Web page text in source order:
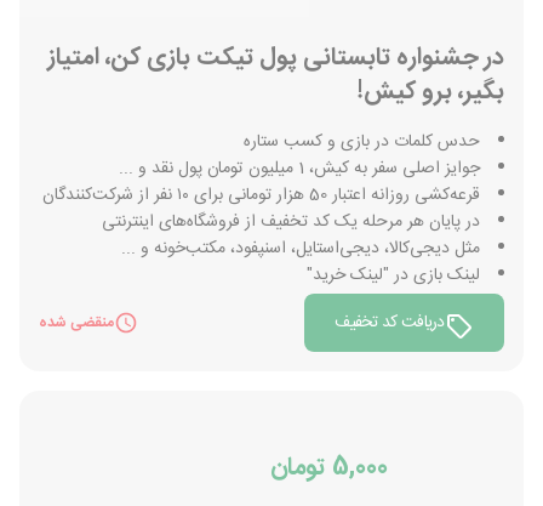
در جشنواره تابستانی پول تیکت بازی کن، امتیاز
بگیر، برو کیش!
حدس کلمات در بازی و کسب ستاره
جوایز اصلی سفر به کیش، 1 میلیون تومان پول نقد و ...
قرعه‌کشی روزانه اعتبار 50 هزار تومانی برای ۱۰ نفر از شرکت‌کنندگان
در پایان هر مرحله یک کد تخفیف از فروشگاه‌های اینترنتی
مثل دیجی‌کالا، دیجی‌استایل، اسنپفود، مکتب‌خونه و ...
لینک بازی در "لینک خرید"
دریافت کد تخفیف
منقضی شده
5,000 تومان